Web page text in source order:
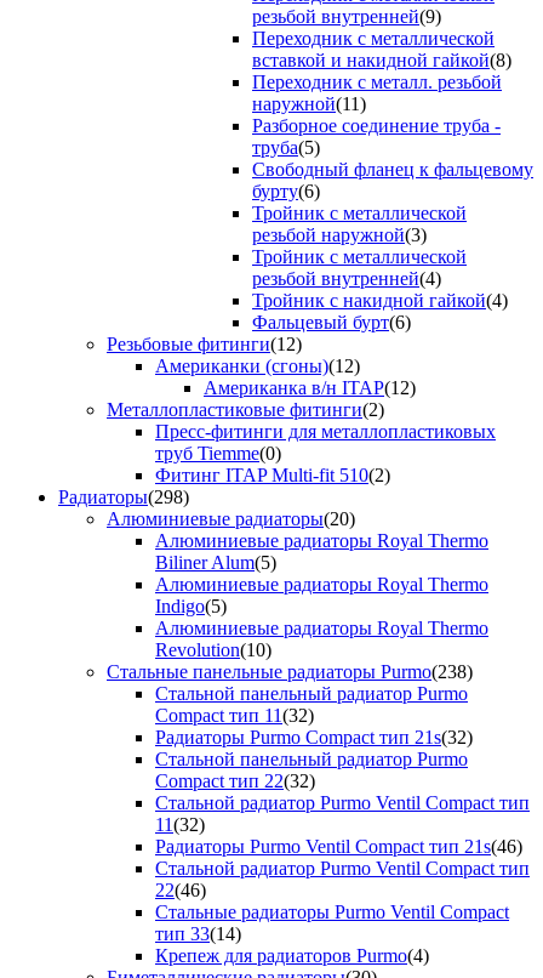
резьбой внутренней(9)
Переходник с металлической
вставкой и накидной гайкой(8)
Переходник с металл. резьбой
наружной(11)
Разборное соединение труба -
труба(5)
Свободный фланец к фальцевому
бурту(6)
Тройник с металлической
резьбой наружной(3)
Тройник с металлической
резьбой внутренней(4)
Тройник с накидной гайкой(4)
Фальцевый бурт(6)
Резьбовые фитинги(12)
Американки (сгоны)(12)
Американка в/н ITAP(12)
Металлопластиковые фитинги(2)
Пресс-фитинги для металлопластиковых
труб Tiemme(0)
Фитинг ITAP Multi-fit 510(2)
Радиаторы(298)
Алюминиевые радиаторы(20)
Алюминиевые радиаторы Royal Thermo
Biliner Alum(5)
Алюминиевые радиаторы Royal Thermo
Indigo(5)
Алюминиевые радиаторы Royal Thermo
Revolution(10)
Стальные панельные радиаторы Purmo(238)
Стальной панельный радиатор Purmo
Compact тип 11(32)
Радиаторы Purmo Compact тип 21s(32)
Стальной панельный радиатор Purmo
Compact тип 22(32)
Стальной радиатор Purmo Ventil Compact тип
11(32)
Радиаторы Purmo Ventil Compact тип 21s(46)
Стальной радиатор Purmo Ventil Compact тип
22(46)
Стальные радиаторы Purmo Ventil Compact
тип 33(14)
Крепеж для радиаторов Purmo(4)